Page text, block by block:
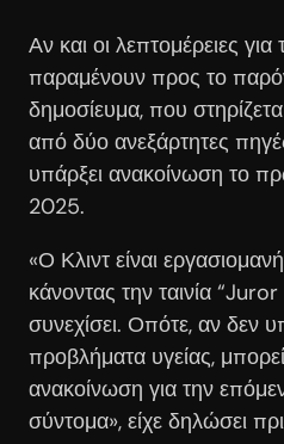
Αν και οι λεπτομέρειες
παραμένουν προς το
δημοσίευμα, που
από δύο ανεξάρτητες
υπάρξει ανακοίνωση το
2025.
«Ο Κλιντ είναι
κάνοντας την ταινία
συνεχίσει. Οπότε, αν δεν
προβλήματα υγείας,
ανακοίνωση για την
σύντομα», είχε δηλώσει